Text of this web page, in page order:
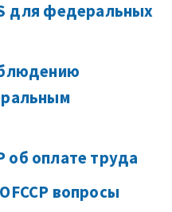
для федеральных
об оплате труда
вопросы